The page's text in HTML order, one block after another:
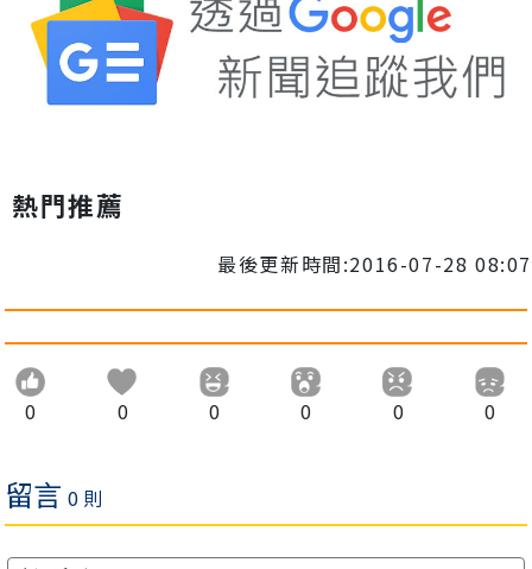
熱門推薦
最後更新時間:2016-07-28 08:07
0 0 0 0 0 0